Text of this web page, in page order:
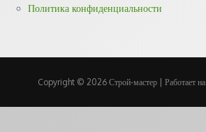
Политика конфиденциальности
Copyright © 2026 Строй-мастер | Работает на